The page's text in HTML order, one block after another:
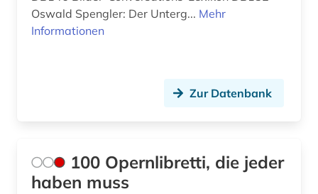
bibliografie 1907-2005 (1)
bild (1)
Polen (1)
Rumänien (1)
Schleswig-Holstein (2)
Schweden (12)
Schweiz (16)
Oswald Spengler: Der Unterg... Mehr
Informationen
Zur Datenbank
100 Opernlibretti, die jeder
haben muss